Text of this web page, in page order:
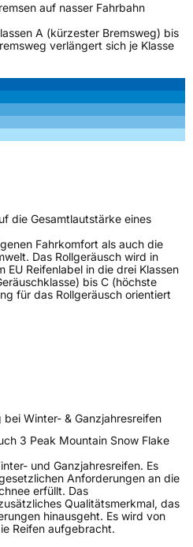
auf nasser Fahrbahn
A (kürzester Bremsweg) bis
verlängert sich je Klasse
die Gesamtlautstärke eines
Fahrkomfort als auch die
Das Rollgeräusch wird in
EU Reifenlabel in die drei Klassen
bis C (höchste
für das Rollgeräusch orientiert
Winter- & Ganzjahresreifen
3 Peak Mountain Snow Flake
und Ganzjahresreifen. Es
Anforderungen an die
erfüllt. Das
Qualitätsmerkmal, das
hinausgeht. Es wird von
Reifen aufgebracht.